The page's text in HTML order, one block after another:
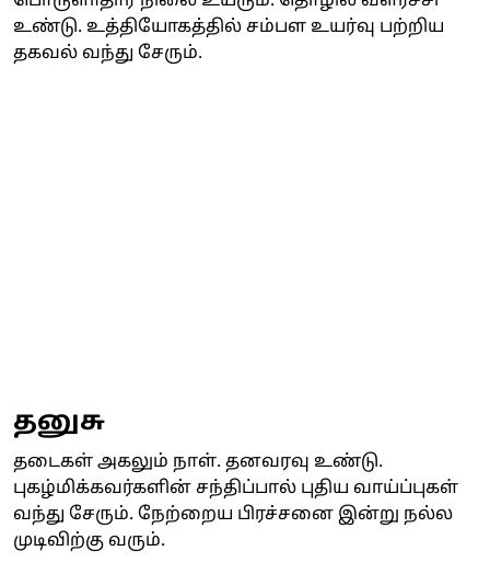
உண்டு. உத்தியோகத்தில் சம்பள உயர்வு பற்றிய
தகவல் வந்து சேரும்.
தனுசு
தடைகள் அகலும் நாள். தனவரவு உண்டு.
புகழ்மிக்கவர்களின் சந்திப்பால் புதிய வாய்ப்புகள்
வந்து சேரும். நேற்றைய பிரச்சனை இன்று நல்ல
முடிவிற்கு வரும்.